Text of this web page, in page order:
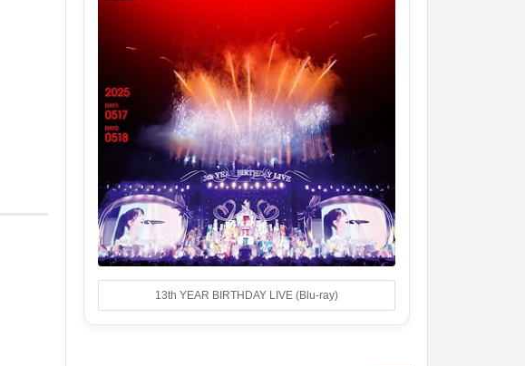
13th YEAR BIRTHDAY LIVE (Blu-ray)